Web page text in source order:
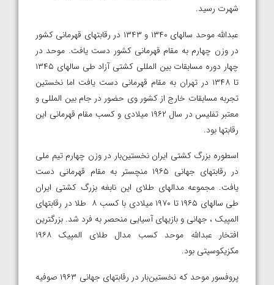
شهرت رسید.
عبدالله موحد سالهای ۱۳۴۰ و ۱۳۴۳ در رقابتهای قهرمانی کشور
در وزن چهارم به مقام قهرمانی کشور دست یافت. موحد در
چهار دوره مسابقات بین المللی کشتی آزاد طی سالهای ۱۳۴۵
تا ۱۳۴۸ در تهران به مقام قهرمانی دست یافت اما نخستین
تجربه مسابقات خارج از کشور وی حضور در جام بین المللی و
معتبر تفلیس در سال ۱۹۶۲ میلادی و کسب مقام قهرمانی این
رقابتها بود.
اسطوره بزرگ کشتی ایران نخستین‌بار در وزن چهارم تیم ملی
در رقابتهای جهانی ۱۹۶۵ منچستر به مقام قهرمانی دست
یافت. مجموعه مدالهای طلای این نابغه بزرگ کشتی ایران
طی سالهای ۱۹۶۵ تا ۱۹۷۰ میلادی با کسب ۸ طلا در رقابتهای
المپیک ، جهانی و بازیهای آسیایی منحصر به فرد شد. بزرگترین
افتخار عبدالله موحد کسب مدال طلای المپیک ۱۹۶۸
مکزیکوسیتی بود.
پروفسور موحد که نخستین‌بار در رقابتهای جهانی ۱۹۶۳ صوفیه